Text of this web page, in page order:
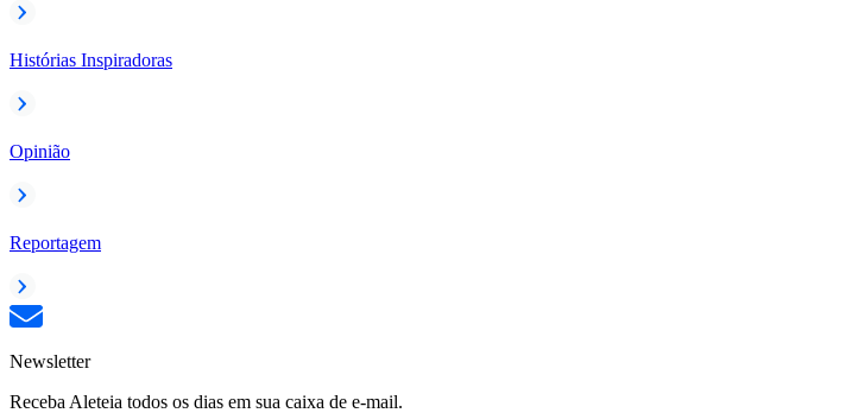
Histórias Inspiradoras
Opinião
Reportagem
Newsletter
Receba Aleteia todos os dias em sua caixa de e-mail.